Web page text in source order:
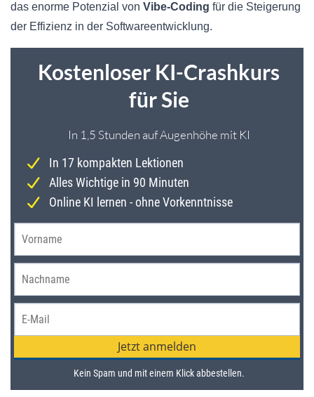
das enorme Potenzial von Vibe-Coding für die Steigerung
der Effizienz in der Softwareentwicklung.